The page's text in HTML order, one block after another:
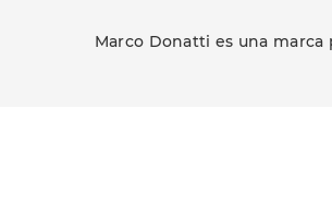
Marco Donatti es una